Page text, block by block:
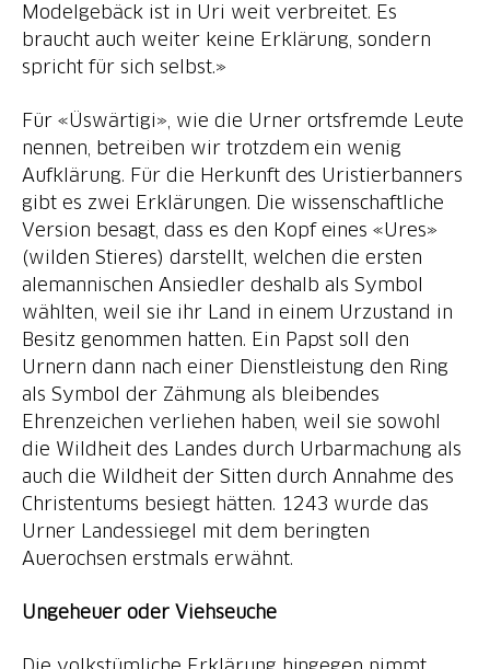
Modelgebäck ist in Uri weit verbreitet. Es
braucht auch weiter keine Erklärung, sondern
spricht für sich selbst.»
Für «Üswärtigi», wie die Urner ortsfremde Leute
nennen, betreiben wir trotzdem ein wenig
Aufklärung. Für die Herkunft des Uristierbanners
gibt es zwei Erklärungen. Die wissenschaftliche
Version besagt, dass es den Kopf eines «Ures»
(wilden Stieres) darstellt, welchen die ersten
alemannischen Ansiedler deshalb als Symbol
wählten, weil sie ihr Land in einem Urzustand in
Besitz genommen hatten. Ein Papst soll den
Urnern dann nach einer Dienstleistung den Ring
als Symbol der Zähmung als bleibendes
Ehrenzeichen verliehen haben, weil sie sowohl
die Wildheit des Landes durch Urbarmachung als
auch die Wildheit der Sitten durch Annahme des
Christentums besiegt hätten. 1243 wurde das
Urner Landessiegel mit dem beringten
Auerochsen erstmals erwähnt.
Ungeheuer oder Viehseuche